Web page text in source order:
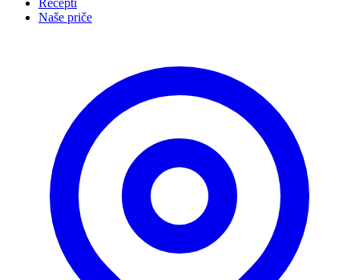
Recepti
Naše priče